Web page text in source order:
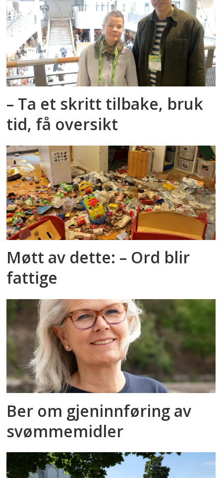
– Ta et skritt tilbake, bruk
tid, få oversikt
Møtt av dette: – Ord blir
fattige
Ber om gjeninnføring av
svømmemidler